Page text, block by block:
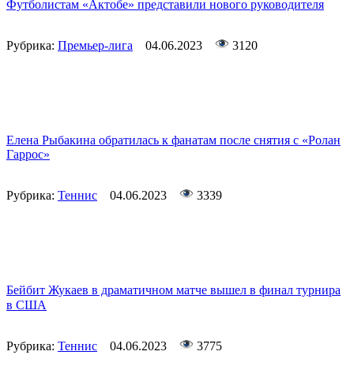
Футболистам «Актобе» представили нового руководителя
Рубрика: Премьер-лига 04.06.2023 3120
Елена Рыбакина обратилась к фанатам после снятия с «Ролан
Гаррос»
Рубрика: Теннис 04.06.2023 3339
Бейбит Жукаев в драматичном матче вышел в финал турнира
в США
Рубрика: Теннис 04.06.2023 3775